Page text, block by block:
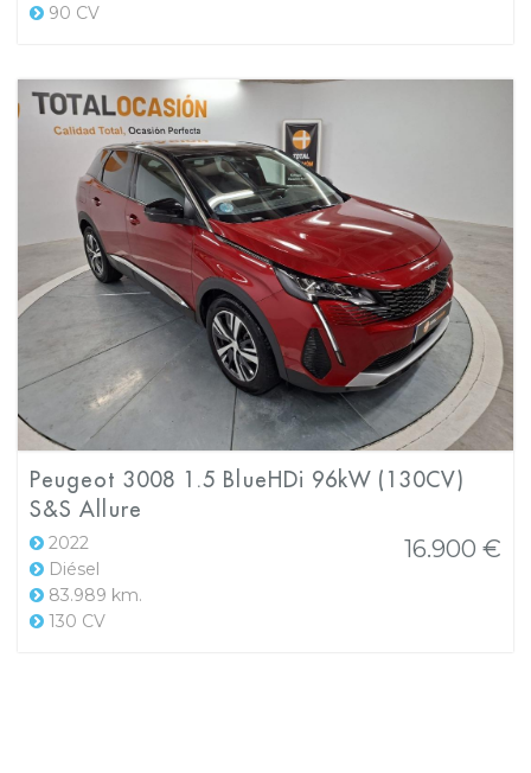
90 CV
Peugeot 3008 1.5 BlueHDi 96kW (130CV)
S&S Allure
2022
Diésel
83.989 km.
130 CV
16.900 €